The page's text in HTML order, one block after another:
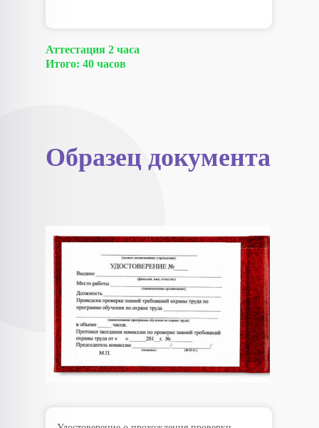
Аттестация 2 часа
Итого: 40 часов
Образец документа